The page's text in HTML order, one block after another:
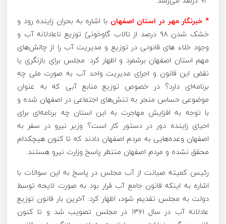
* خبرنگار مهر در استان اصفهان با اشاره به بحران زاینده رود و
خشک شدن ۹۸ درصد از تالاب گاوخونیُ توزیع ناعادلانه آب و
وجود خلاء های قانونی در توزیع و مدیریت آب را از چالش‌های
مهم استان اصفهان برشمرد و اظهار کرد: مجلس برای بازنگری یا
نقض این قانون و اجرای مدیریت واحد آب به صورت ملی چه
برنامه‌ای دارد؟ در خصوص توزیع منابع آبی که به عنوان
موضوعی حساس منجر به تنش‌های اجتماعی در اصفهان شده و
با توجه به افزایش مهاجرت به این استان چه برنامه‌ای برای
احیای زاینده دور در دستور کار است؟ وزیر نیرو در سفر به
اصفهان وعده‌هایی به مردم اصفهان دادند که تا کنون هیچکدام
محقق نشده و مردم اصفهان منتظر پاسخ وزارت نیرو هستند.
رئیس کمیته صیانت از آب مجلس در پاسخ به این سوالات با
اشاره به اینکه قانون جامع آب قرار بود به صورت لایحه توسط
دولت به مجلس تقدیم شود، اظهار کرد: آخرین بار قانون توزیع
عادلانه آب در سال ۱۳۶۱ در مجلس تصویب شد و تا کنون